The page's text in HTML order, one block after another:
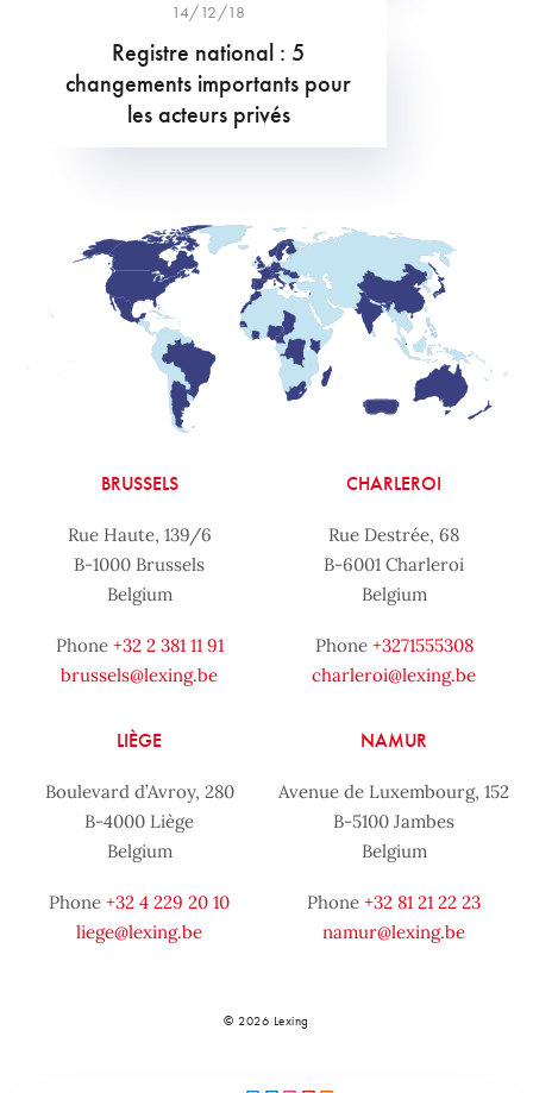
14/12/18
Registre national : 5
changements importants pour
les acteurs privés
BRUSSELS
Rue Haute, 139/6
B-1000 Brussels
Belgium
Phone +32 2 381 11 91
brussels@lexing.be
CHARLEROI
Rue Destrée, 68
B-6001 Charleroi
Belgium
Phone +3271555308
charleroi@lexing.be
LIÈGE
Boulevard d’Avroy, 280
B-4000 Liège
Belgium
Phone +32 4 229 20 10
liege@lexing.be
NAMUR
Avenue de Luxembourg, 152
B-5100 Jambes
Belgium
Phone +32 81 21 22 23
namur@lexing.be
© 2026 Lexing